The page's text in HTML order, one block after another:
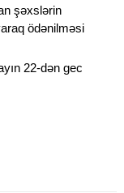
şəxslərin
ödənilməsi
22-dən gec